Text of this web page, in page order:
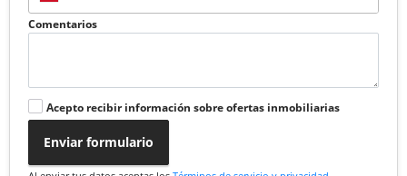
Comentarios
Acepto recibir información sobre ofertas inmobiliarias
Enviar formulario